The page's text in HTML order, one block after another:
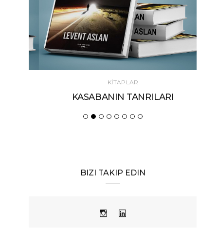
KİTAPLAR
KASABANIN TANRILARI
BIZI TAKIP EDIN